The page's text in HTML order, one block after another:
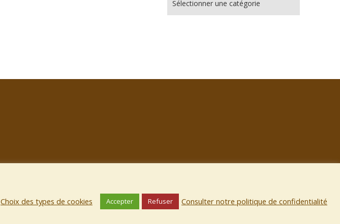
© 2026 Le Clairon de L'Atax. Bento theme by Satori
Choix des types de cookies Accepter Refuser Consulter notre politique de confidentialité